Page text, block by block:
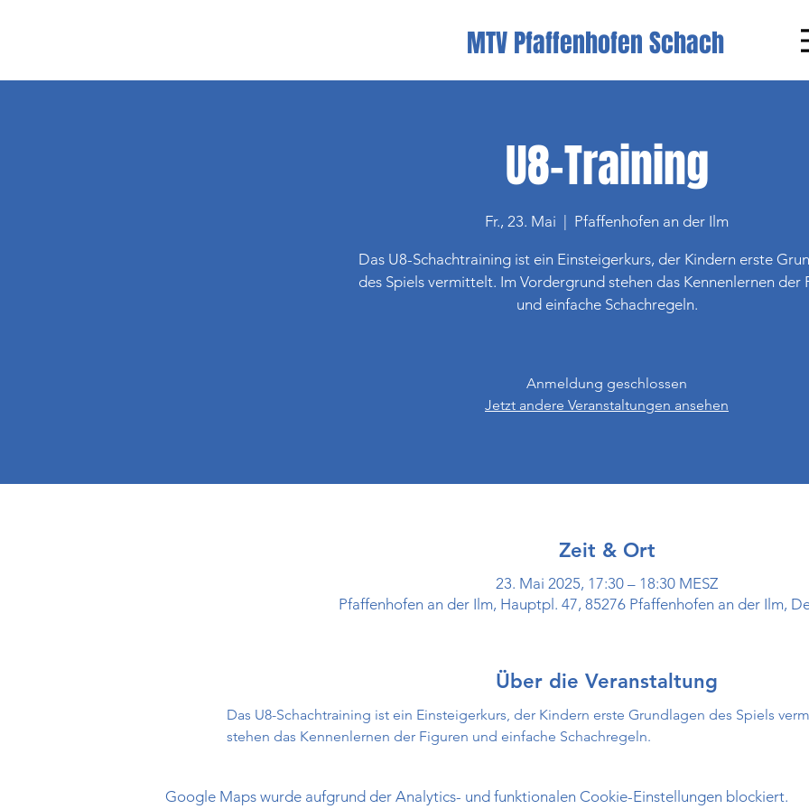
MTV Pfaffenhofen Schach
U8-Training
Fr., 23. Mai Pfaffenhofen an der Ilm
Das U8-Schachtraining ist ein Einsteigerkurs, der Kindern erste
des Spiels vermittelt. Im Vordergrund stehen das Kennenlernen der
und einfache Schachregeln.
Anmeldung geschlossen
Jetzt andere Veranstaltungen ansehen
Zeit & Ort
23. Mai 2025, 17:30 – 18:30 MESZ
Pfaffenhofen an der Ilm, Hauptpl. 47, 85276 Pfaffenhofen an der Ilm,
Über die Veranstaltung
Das U8-Schachtraining ist ein Einsteigerkurs, der Kindern erste Grundlagen des Spiels
stehen das Kennenlernen der Figuren und einfache Schachregeln.
Google Maps wurde aufgrund der Analytics- und funktionalen Cookie-Einstellungen blockiert.